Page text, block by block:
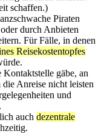
schaffen.)
Piraten
durch Anbieten
Für Fälle, in denen
Reisekostentopfes
Kontaktstelle gäbe, an
Anreise nicht leisten
und
auch dezentrale